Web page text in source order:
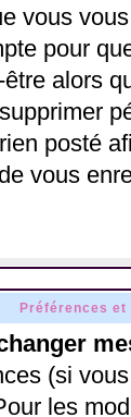
vous
pour
alors
posté
vous
Préférences
(si
les